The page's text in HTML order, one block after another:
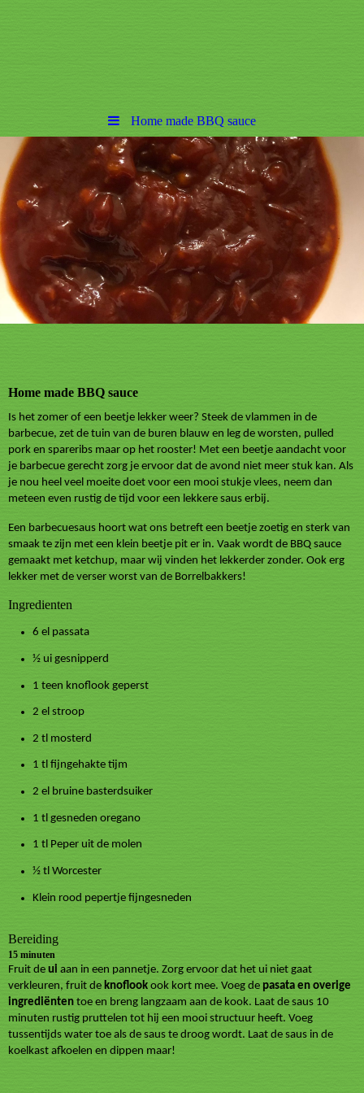
Home made BBQ sauce
Home made BBQ sauce
Is het zomer of een beetje lekker weer? Steek de vlammen in de
barbecue, zet de tuin van de buren blauw en leg de worsten, pulled
pork en spareribs maar op het rooster! Met een beetje aandacht voor
je barbecue gerecht zorg je ervoor dat de avond niet meer stuk kan. Als
je nou heel veel moeite doet voor een mooi stukje vlees, neem dan
meteen even rustig de tijd voor een lekkere saus erbij.
Een barbecuesaus hoort wat ons betreft een beetje zoetig en sterk van
smaak te zijn met een klein beetje pit er in. Vaak wordt de BBQ sauce
gemaakt met ketchup, maar wij vinden het lekkerder zonder. Ook erg
lekker met de verser worst van de Borrelbakkers!
Ingredienten
6 el passata
½ ui gesnipperd
1 teen knoflook geperst
2 el stroop
2 tl mosterd
1 tl fijngehakte tijm
2 el bruine basterdsuiker
1 tl gesneden oregano
1 tl Peper uit de molen
½ tl Worcester
Klein rood pepertje fijngesneden
Bereiding
15 minuten
Fruit de ui aan in een pannetje. Zorg ervoor dat het ui niet gaat
verkleuren, fruit de knoflook ook kort mee. Voeg de pasata en overige
ingrediënten toe en breng langzaam aan de kook. Laat de saus 10
minuten rustig pruttelen tot hij een mooi structuur heeft. Voeg
tussentijds water toe als de saus te droog wordt. Laat de saus in de
koelkast afkoelen en dippen maar!